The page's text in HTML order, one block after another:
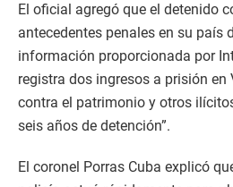
El oficial agregó que el detenido
antecedentes penales en su país
información proporcionada por
registra dos ingresos a prisión en
contra el patrimonio y otros
seis años de detención”.
El coronel Porras Cuba explicó